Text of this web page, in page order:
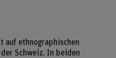
auf ethnographischen
Schweiz. In beiden